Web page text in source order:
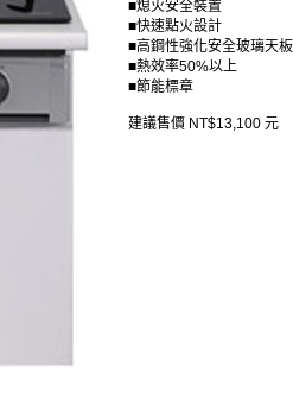
■熄火安全裝置
■快速點火設計
■高鋼性強化安全玻璃天板
■熱效率50%以上
■節能標章
建議售價 NT$13,100 元